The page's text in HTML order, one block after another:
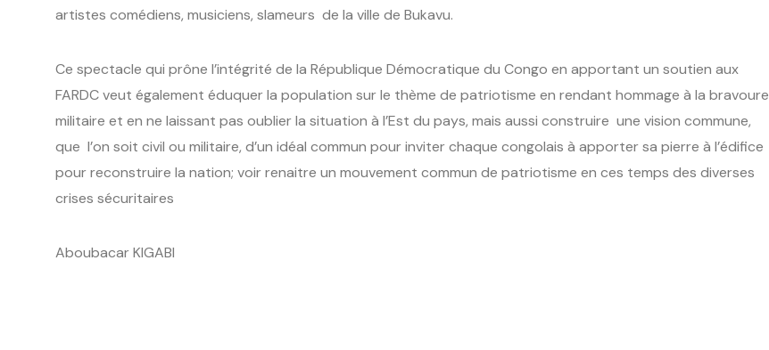
artistes comédiens, musiciens, slameurs de la ville de Bukavu.
Ce spectacle qui prône l’intégrité de la République Démocratique du Congo en apportant un soutien aux
FARDC veut également éduquer la population sur le thème de patriotisme en rendant hommage à la bravoure
militaire et en ne laissant pas oublier la situation à l’Est du pays, mais aussi construire une vision commune,
que l’on soit civil ou militaire, d’un idéal commun pour inviter chaque congolais à apporter sa pierre à l’édifice
pour reconstruire la nation; voir renaitre un mouvement commun de patriotisme en ces temps des diverses
crises sécuritaires
Aboubacar KIGABI